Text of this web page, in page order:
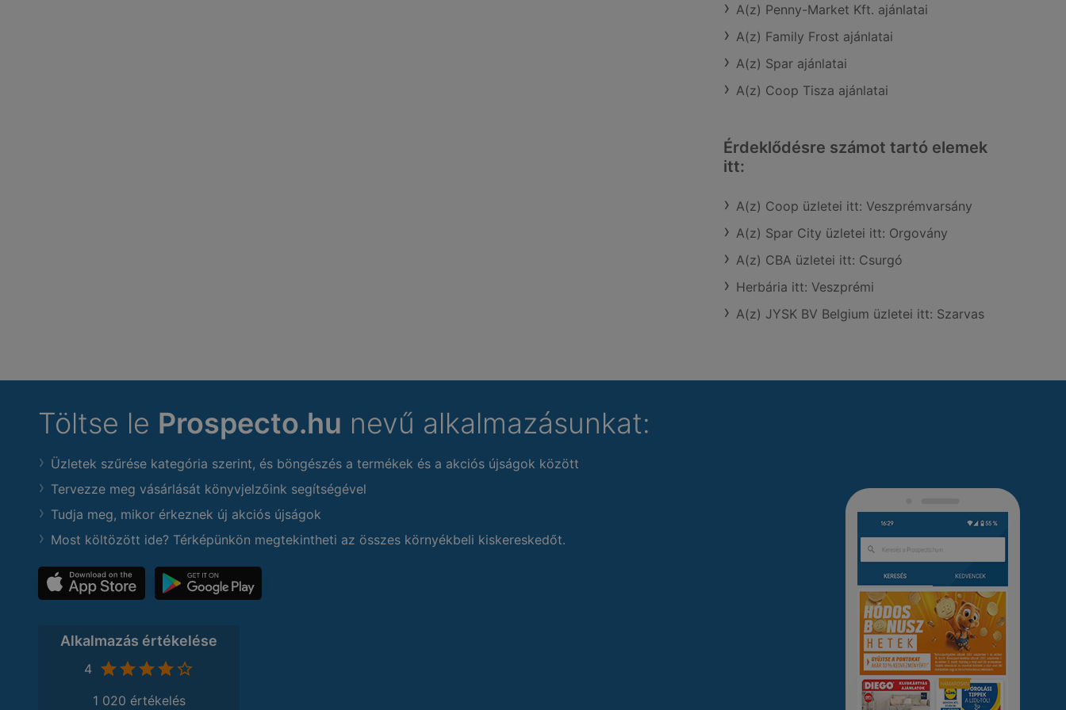
A(z) Penny-Market Kft. ajánlatai
A(z) Family Frost ajánlatai
A(z) Spar ajánlatai
A(z) Coop Tisza ajánlatai
Érdeklődésre számot tartó elemek
itt:
A(z) Coop üzletei itt: Veszprémvarsány
A(z) Spar City üzletei itt: Orgovány
A(z) CBA üzletei itt: Csurgó
Herbária itt: Veszprémi
A(z) JYSK BV Belgium üzletei itt: Szarvas
Töltse le Prospecto.hu nevű alkalmazásunkat:
Üzletek szűrése kategória szerint, és böngészés a termékek és a akciós újságok között
Tervezze meg vásárlását könyvjelzőink segítségével
Tudja meg, mikor érkeznek új akciós újságok
Most költözött ide? Térképünkön megtekintheti az összes környékbeli kiskereskedőt.
Alkalmazás értékelése
4
1 020 értékelés